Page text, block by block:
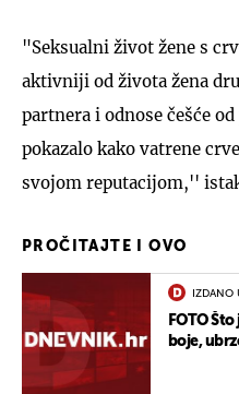
"Seksualni život žene s
aktivniji od života žena
partnera i odnose češće
pokazalo kako vatrene
svojom reputacijom,''
PROČITAJTE I OVO
IZDANO
FOTO
boje,